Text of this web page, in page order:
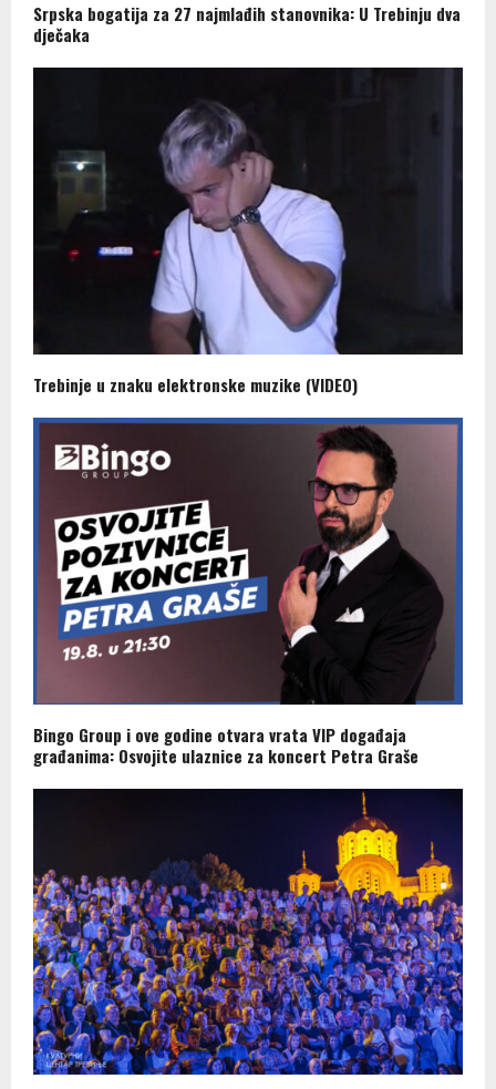
Srpska bogatija za 27 najmlađih stanovnika: U Trebinju dva
dječaka
Trebinje u znaku elektronske muzike (VIDEO)
Bingo Group i ove godine otvara vrata VIP događaja
građanima: Osvojite ulaznice za koncert Petra Graše